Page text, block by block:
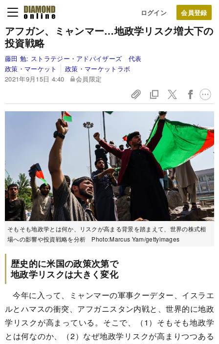
ログイン
アフガン、ミャンマー…地政学リスク増大下の
投資戦略
藤田 勉: ストラテジー・アドバイザーズ 代表
政策・マーケット
政策・マーケットラボ
2021年9月15日 4:40
会員限定
そもそも地政学とは何か、リスクが高まる背景を踏まえて、世界の株式相
場への影響や投資戦略を分析 Photo:Marcus Yam/gettyimages
歴史的に米国の政策次第で
地政学リスクは大きく変化
今年に入って、ミャンマーの軍事クーデター、イスラエ
ルとハマスの衝突、アフガニスタン内戦と、世界的に地政
学リスクが高まっている。そこで、（1）そもそも地政学
とは何なのか、（2）なぜ地政学リスクが高まりつつある